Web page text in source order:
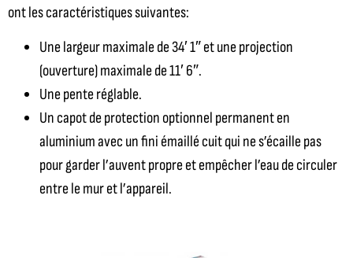
ont les caractéristiques suivantes:
Une largeur maximale de 34′ 1″ et une projection
(ouverture) maximale de 11′ 6″.
Une pente réglable.
Un capot de protection optionnel permanent en
aluminium avec un fini émaillé cuit qui ne s’écaille pas
pour garder l’auvent propre et empêcher l’eau de circuler
entre le mur et l’appareil.